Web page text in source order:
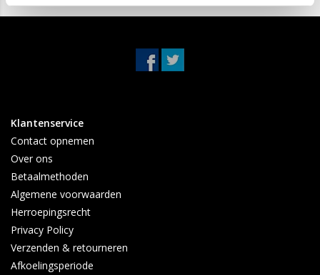
Klantenservice
Contact opnemen
Over ons
Betaalmethoden
Algemene voorwaarden
Herroepingsrecht
Privacy Policy
Verzenden & retourneren
Afkoelingsperiode